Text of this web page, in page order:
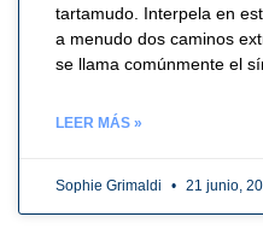
tartamudo. Interpela en
a menudo dos caminos
se llama comúnmente el
LEER MÁS »
Sophie Grimaldi 21 junio,